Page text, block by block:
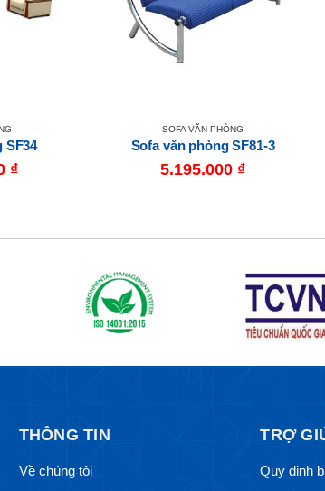
SF34
₫
SOFA VĂN PHÒNG
Sofa văn phòng SF81-3
5.195.000 ₫
THÔNG TIN
Về chúng tôi
TRỢ
Quy định